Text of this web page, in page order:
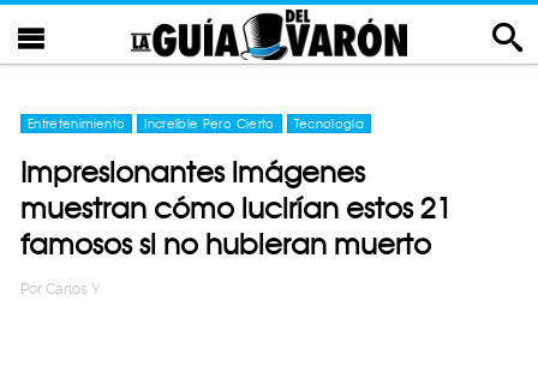
Entretenimiento Increíble Pero Cierto Tecnología
Impresionantes imágenes
muestran cómo lucirían estos 21
famosos si no hubieran muerto
Por Carlos Y